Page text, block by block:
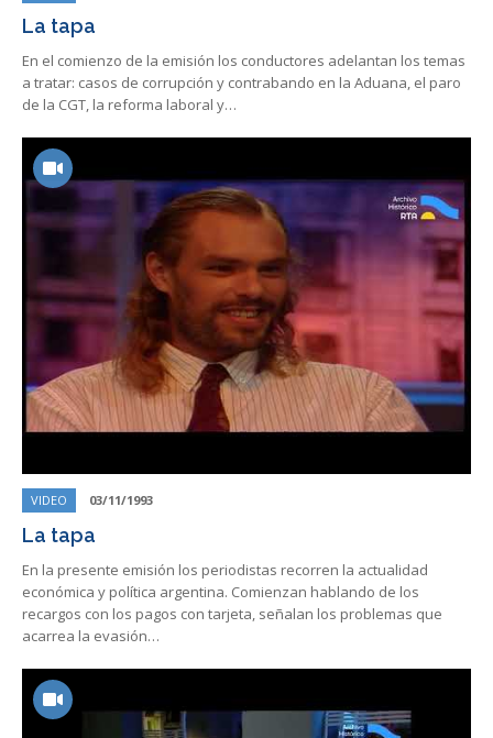
La tapa
En el comienzo de la emisión los conductores adelantan los temas
a tratar: casos de corrupción y contrabando en la Aduana, el paro
de la CGT, la reforma laboral y…
VIDEO 03/11/1993
La tapa
En la presente emisión los periodistas recorren la actualidad
económica y política argentina. Comienzan hablando de los
recargos con los pagos con tarjeta, señalan los problemas que
acarrea la evasión…